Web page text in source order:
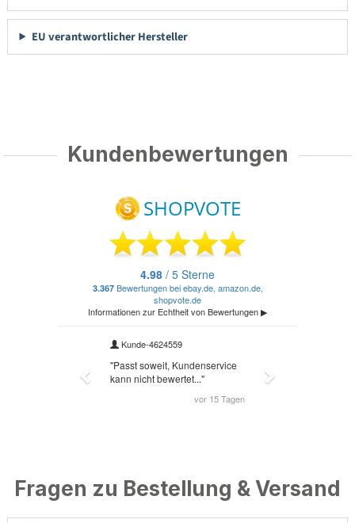
EU verantwortlicher Hersteller
Kundenbewertungen
Fragen zu Bestellung & Versand